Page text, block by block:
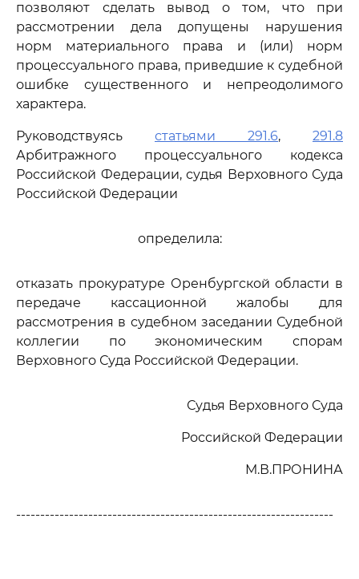
позволяют сделать вывод о том, что при
рассмотрении дела допущены нарушения
норм материального права и (или) норм
процессуального права, приведшие к судебной
ошибке существенного и непреодолимого
характера.
Руководствуясь статьями 291.6, 291.8
Арбитражного процессуального кодекса
Российской Федерации, судья Верховного Суда
Российской Федерации
определила:
отказать прокуратуре Оренбургской области в
передаче кассационной жалобы для
рассмотрения в судебном заседании Судебной
коллегии по экономическим спорам
Верховного Суда Российской Федерации.
Судья Верховного Суда
Российской Федерации
М.В.ПРОНИНА
------------------------------------------------------------------